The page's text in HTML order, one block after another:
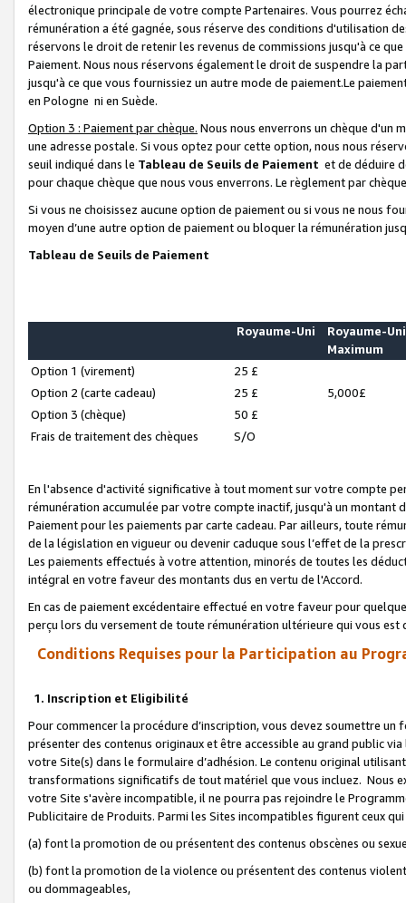
électronique principale de votre compte Partenaires. Vous pourrez
rémunération a été gagnée, sous réserve des conditions d'utilisation
réservons le droit de retenir les revenus de commissions jusqu'à ce
Paiement. Nous nous réservons également le droit de suspendre la
jusqu'à ce que vous fournissiez un autre mode de paiement.Le
en Pologne ni en Suède.
Option 3 : Paiement par chèque. Nous nous enverrons un chèque d'un
une adresse postale. Si vous optez pour cette option, nous nous
seuil indiqué dans le Tableau de Seuils de Paiement et de déduire
pour chaque chèque que nous vous enverrons. Le règlement par
Si vous ne choisissez aucune option de paiement ou si vous ne nous
moyen d’une autre option de paiement ou bloquer la rémunération
Tableau de Seuils de Paiement
Royaume-Uni
Royaume-Uni
Maximum
Option 1 (virement)
25 £
Option 2 (carte cadeau)
25 £
5,000£
Option 3 (chèque)
50 £
Frais de traitement des chèques
S/O
En l'absence d'activité significative à tout moment sur votre compte
rémunération accumulée par votre compte inactif, jusqu'à un montant
Paiement pour les paiements par carte cadeau. Par ailleurs, toute
de la législation en vigueur ou devenir caduque sous l’effet de la
Les paiements effectués à votre attention, minorés de toutes les
intégral en votre faveur des montants dus en vertu de l'Accord.
En cas de paiement excédentaire effectué en votre faveur pour
perçu lors du versement de toute rémunération ultérieure qui vous est
Conditions Requises pour la Participation au
1. Inscription et Eligibilité
Pour commencer la procédure d’inscription, vous devez soumettre
présenter des contenus originaux et être accessible au grand public
votre Site(s) dans le formulaire d’adhésion. Le contenu original
transformations significatifs de tout matériel que vous incluez. Nous
votre Site s'avère incompatible, il ne pourra pas rejoindre le
Publicitaire de Produits. Parmi les Sites incompatibles figurent ceux
(a) font la promotion de ou présentent des contenus obscènes ou
(b) font la promotion de la violence ou présentent des contenus
ou dommageables,